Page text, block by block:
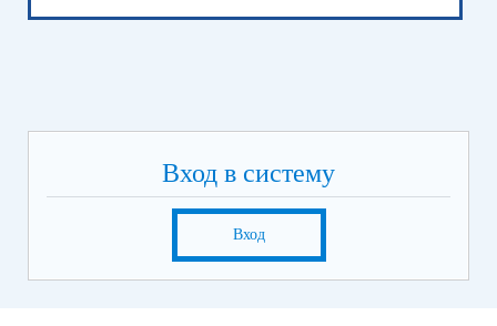
Вход в систему
Вход